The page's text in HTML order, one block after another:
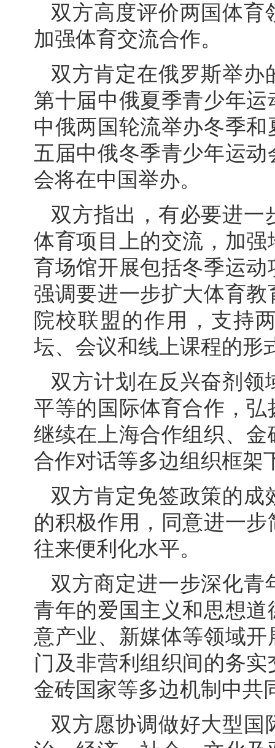
双方高度评价两国体育
加强体育交流合作。
双方肯定在俄罗斯举办
第十届中俄夏季青少年
中俄两国轮流举办冬季
五届中俄冬季青少年运
会将在中国举办。
双方指出，有必要进一
体育项目上的交流，加
育场馆开展包括冬季运
强调要进一步扩大体育
院校联盟的作用，支持
坛、会议和线上课程的形
双方计划在反兴奋剂领
平等的国际体育合作，
继续在上海合作组织、
合作对话等多边组织框架
双方肯定免签政策的成
的积极作用，同意进一
往来便利化水平。
双方商定进一步深化青
青年的爱国主义和思想
意产业、新媒体等领域
门及非营利组织间的务
金砖国家等多边机制中共
双方愿协调做好大型国